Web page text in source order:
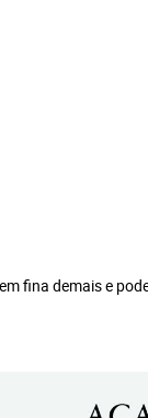
fina demais e